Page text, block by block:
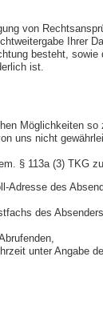
von
Ihrer
besteht,
ist.
Möglichkeiten
uns nicht
§ 113a (3) TKG
Adresse des
des
unter Angabe